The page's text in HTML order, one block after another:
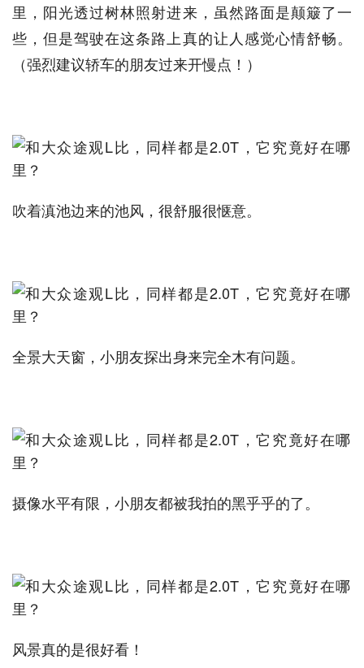
里，阳光透过树林照射进来，虽然路面是颠簸了一
些，但是驾驶在这条路上真的让人感觉心情舒畅。
（强烈建议轿车的朋友过来开慢点！）
吹着滇池边来的池风，很舒服很惬意。
全景大天窗，小朋友探出身来完全木有问题。
摄像水平有限，小朋友都被我拍的黑乎乎的了。
风景真的是很好看！